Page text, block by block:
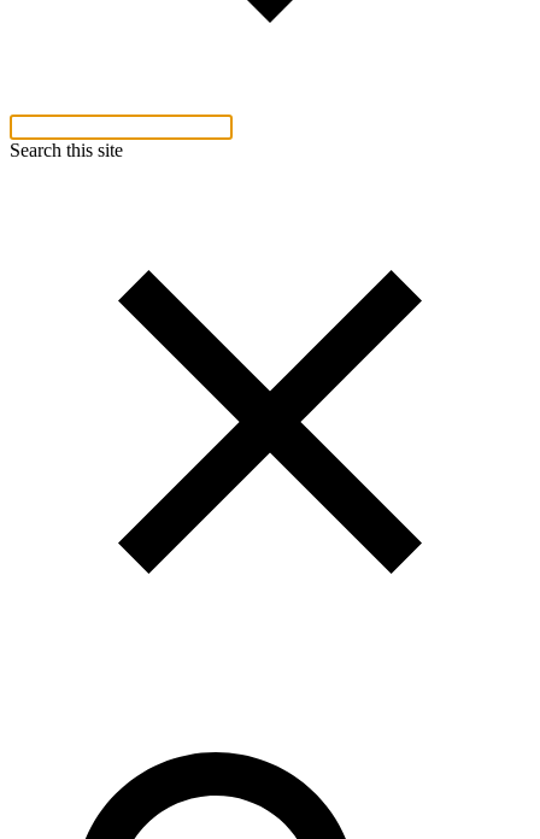
Search this site